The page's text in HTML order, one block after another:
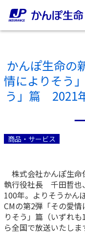
トップ
ご契約者さま
マ
入院保険
保険をご検討中
保険をご検討中
法人のお客さま
【まずはご相談
ちら
お役立ち情報
かんぽ生命につ
かんぽ生命の
情によりそう
う」篇 2021
商品・サービス
株式会社かんぽ生命
執行役社長 千田哲也
100年。よりそうかん
CMの第2弾「その愛
りそう」篇（いずれ
ら全国で放送いたしま